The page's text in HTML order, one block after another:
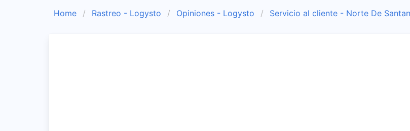
Home Rastreo - Logysto Opiniones - Logysto Servicio al cliente - Norte De